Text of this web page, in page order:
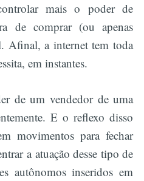
mais o poder de
de comprar (ou apenas
Afinal, a internet tem toda
em instantes.
de um vendedor de uma
E o reflexo disso
movimentos para fechar
a atuação desse tipo de
autônomos inseridos em